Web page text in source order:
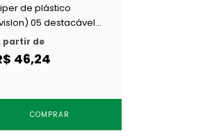
de plástico
05 destacável
2 cursores YKK VSMR
5* DA8LH c/ 1 un
partir de
46,24
COMPRAR